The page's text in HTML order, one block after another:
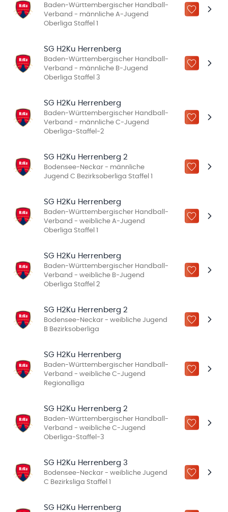
Baden-Württembergischer Handball-
Verband - männliche A-Jugend
Oberliga Staffel 1
ZU „MEINE
SG H2Ku Herrenberg
Baden-Württembergischer Handball-
Verband - männliche B-Jugend
Oberliga Staffel 3
ZU „MEINE
SG H2Ku Herrenberg
Baden-Württembergischer Handball-
Verband - männliche C-Jugend
Oberliga-Staffel-2
ZU „MEINE
SG H2Ku Herrenberg 2
Bodensee-Neckar - männliche
Jugend C Bezirksoberliga Staffel 1
ZU „MEINE
SG H2Ku Herrenberg
Baden-Württembergischer Handball-
Verband - weibliche A-Jugend
Oberliga Staffel 1
ZU „MEINE
SG H2Ku Herrenberg
Baden-Württembergischer Handball-
Verband - weibliche B-Jugend
Oberliga Staffel 2
ZU „MEINE
SG H2Ku Herrenberg 2
Bodensee-Neckar - weibliche Jugend
B Bezirksoberliga
ZU „MEINE
SG H2Ku Herrenberg
Baden-Württembergischer Handball-
Verband - weibliche C-Jugend
Regionalliga
ZU „MEINE
SG H2Ku Herrenberg 2
Baden-Württembergischer Handball-
Verband - weibliche C-Jugend
Oberliga-Staffel-3
ZU „MEINE
SG H2Ku Herrenberg 3
Bodensee-Neckar - weibliche Jugend
C Bezirksliga Staffel 1
ZU „MEINE
SG H2Ku Herrenberg